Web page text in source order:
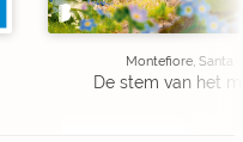
Montefiore, Santa
De stem van het